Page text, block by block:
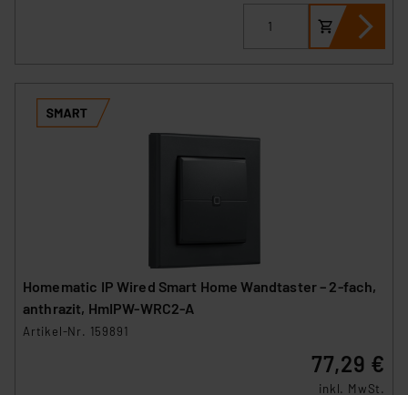
Homematic IP Wired Smart Home Wandtaster – 2-fach,
anthrazit, HmIPW-WRC2-A
Artikel-Nr. 159891
77,29 €
inkl. MwSt.